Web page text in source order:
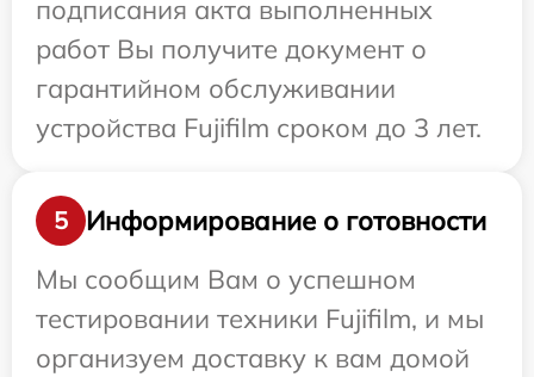
подписания акта выполненных
работ Вы получите документ о
гарантийном обслуживании
устройства Fujifilm сроком до 3 лет.
5
Информирование о готовности
Мы сообщим Вам о успешном
тестировании техники Fujifilm, и мы
организуем доставку к вам домой